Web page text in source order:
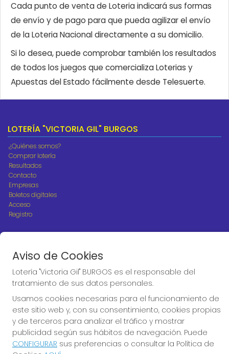
Cada punto de venta de Loteria indicará sus formas
de envío y de pago para que pueda agilizar el envío
de la Loteria Nacional directamente a su domicilio.
Si lo desea, puede comprobar también los resultados
de todos los juegos que comercializa Loterias y
Apuestas del Estado fácilmente desde Telesuerte.
LOTERÍA "VICTORIA GIL" BURGOS
¿Quiénes somos?
Comprar lotería
Resultados
Contacto
Empresas
Boletos digitales
Acceso
Registro
CONTACTO
ADMINISTRACION DE LOTERIAS Nº10 BURGOS - Receptor
Oficial 18775
947487318
Clica aquí para contactar por WhatsApp
668647944
loteria@victoriagil.com
Aviso de Cookies
Lotería "Victoria Gil" BURGOS es el responsable del
tratamiento de sus datos personales.
Usamos cookies necesarias para el funcionamiento de
este sitio web y, con su consentimiento, cookies propias
y de terceros para analizar el tráfico y mostrar
publicidad según sus hábitos de navegación. Puede
CONFIGURAR sus preferencias o consultar la Política de